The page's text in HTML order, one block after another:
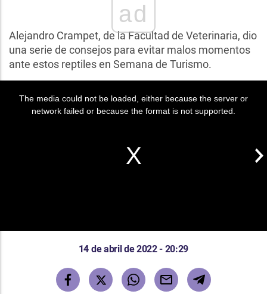
ad
Alejandro Crampet, de la Facultad de Veterinaria, dio
una serie de consejos para evitar malos momentos
ante estos reptiles en Semana de Turismo.
The media could not be loaded, either because the server or
network failed or because the format is not supported.
14 de abril de 2022 - 20:29